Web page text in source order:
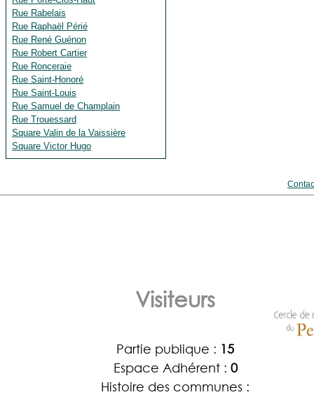
Rue Rabelais
Rue Raphaël Périé
Rue René Guénon
Rue Robert Cartier
Rue Ronceraie
Rue Saint-Honoré
Rue Saint-Louis
Rue Samuel de Champlain
Rue Trouessard
Square Valin de la Vaissière
Square Victor Hugo
Visiteurs
Partie publique : 15
Espace Adhérent : 0
Histoire des communes :